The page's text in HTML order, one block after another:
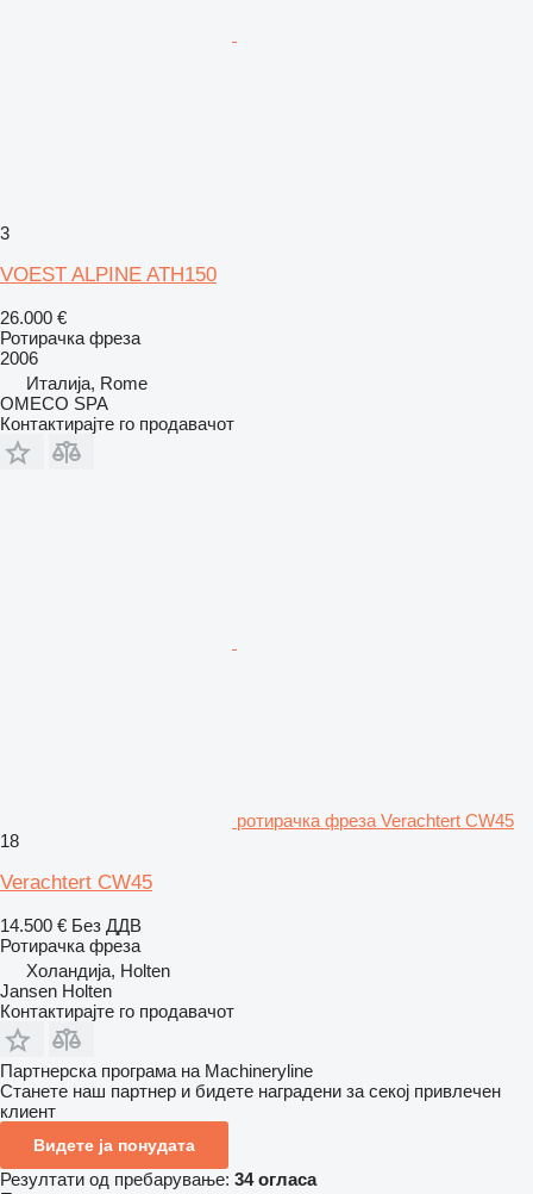
3
VOEST ALPINE ATH150
26.000 €
Ротирачка фреза
2006
Италија, Rome
OMECO SPA
Контактирајте го продавачот
ротирачка фреза Verachtert CW45
18
Verachtert CW45
14.500 € Без ДДВ
Ротирачка фреза
Холандија, Holten
Jansen Holten
Контактирајте го продавачот
Партнерска програма на Machineryline
Станете наш партнер и бидете наградени за секој привлечен
клиент
Видете ја понудата
Резултати од пребарување: 34 огласа